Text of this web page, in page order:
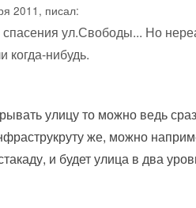
2011, писал:
спасения ул.Свободы... Но
когда-нибудь.
улицу то можно ведь
же, можно
и будет улица в два